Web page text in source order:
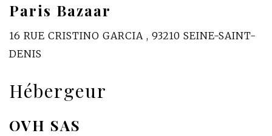
Paris Bazaar
16 RUE CRISTINO GARCIA , 93210 SEINE-SAINT-
DENIS
Hébergeur
OVH SAS